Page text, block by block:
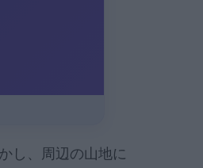
し、周辺の山地に